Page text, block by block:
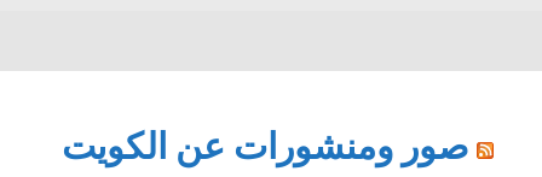
صور ومنشورات عن الكويت